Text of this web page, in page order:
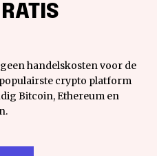
handelskosten voor de
populairste crypto platform
Bitcoin, Ethereum en